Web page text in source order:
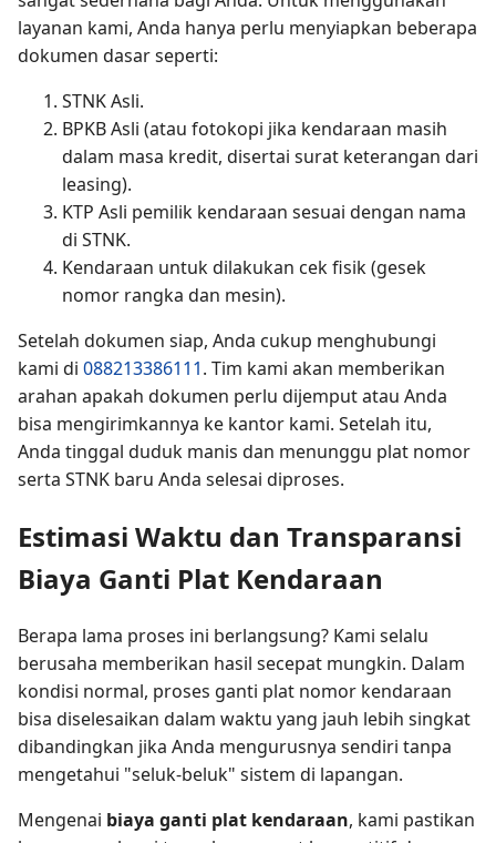
layanan kami, Anda hanya perlu menyiapkan beberapa
dokumen dasar seperti:
STNK Asli.
BPKB Asli (atau fotokopi jika kendaraan masih
dalam masa kredit, disertai surat keterangan dari
leasing).
KTP Asli pemilik kendaraan sesuai dengan nama
di STNK.
Kendaraan untuk dilakukan cek fisik (gesek
nomor rangka dan mesin).
Setelah dokumen siap, Anda cukup menghubungi
kami di 088213386111. Tim kami akan memberikan
arahan apakah dokumen perlu dijemput atau Anda
bisa mengirimkannya ke kantor kami. Setelah itu,
Anda tinggal duduk manis dan menunggu plat nomor
serta STNK baru Anda selesai diproses.
Estimasi Waktu dan Transparansi
Biaya Ganti Plat Kendaraan
Berapa lama proses ini berlangsung? Kami selalu
berusaha memberikan hasil secepat mungkin. Dalam
kondisi normal, proses ganti plat nomor kendaraan
bisa diselesaikan dalam waktu yang jauh lebih singkat
dibandingkan jika Anda mengurusnya sendiri tanpa
mengetahui "seluk-beluk" sistem di lapangan.
Mengenai biaya ganti plat kendaraan, kami pastikan